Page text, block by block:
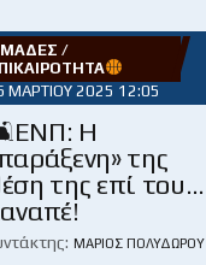
/
ΜΑΡΤΊΟΥ 2025 12:05
Η
της
της επί του…
ΜΆΡΙΟΣ ΠΟΛΥΔΏΡΟΥ